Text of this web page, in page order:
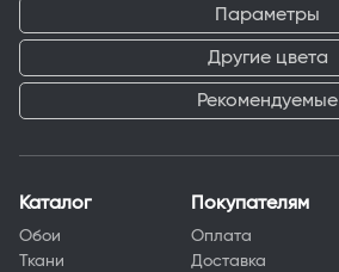
Параметры
Другие цвета
Рекомендуемые
Каталог
Обои
Ткани
Покупателям
Оплата
Доставка